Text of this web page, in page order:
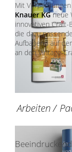
Mit
Knauer KGneue
innovativen
die dazu
Aufbauend auf
an den Vintage-
Arbeiten/